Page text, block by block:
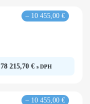
– 10 455,00 €
78 215,70 € s DPH
– 10 455,00 €